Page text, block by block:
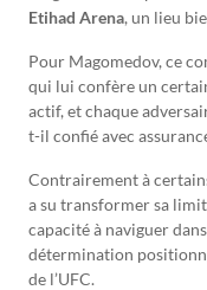
Etihad Arena, un lieu
Pour Magomedov, ce
qui lui confère un
actif, et chaque
t-il confié avec
Contrairement à
a su transformer sa
capacité à naviguer
détermination
de l’UFC.